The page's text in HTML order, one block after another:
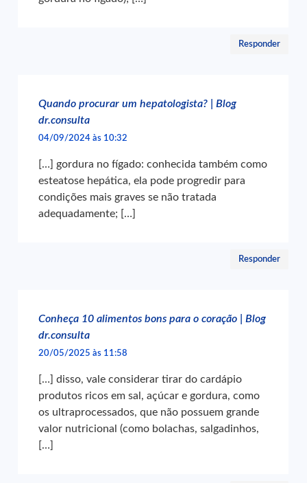
Responder
Quando procurar um hepatologista? | Blog
dr.consulta
04/09/2024 às 10:32
[…] gordura no fígado: conhecida também como
esteatose hepática, ela pode progredir para
condições mais graves se não tratada
adequadamente; […]
Responder
Conheça 10 alimentos bons para o coração | Blog
dr.consulta
20/05/2025 às 11:58
[…] disso, vale considerar tirar do cardápio
produtos ricos em sal, açúcar e gordura, como
os ultraprocessados, que não possuem grande
valor nutricional (como bolachas, salgadinhos,
[…]